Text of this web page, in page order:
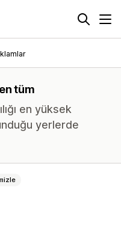
tüm
en yüksek
yerlerde